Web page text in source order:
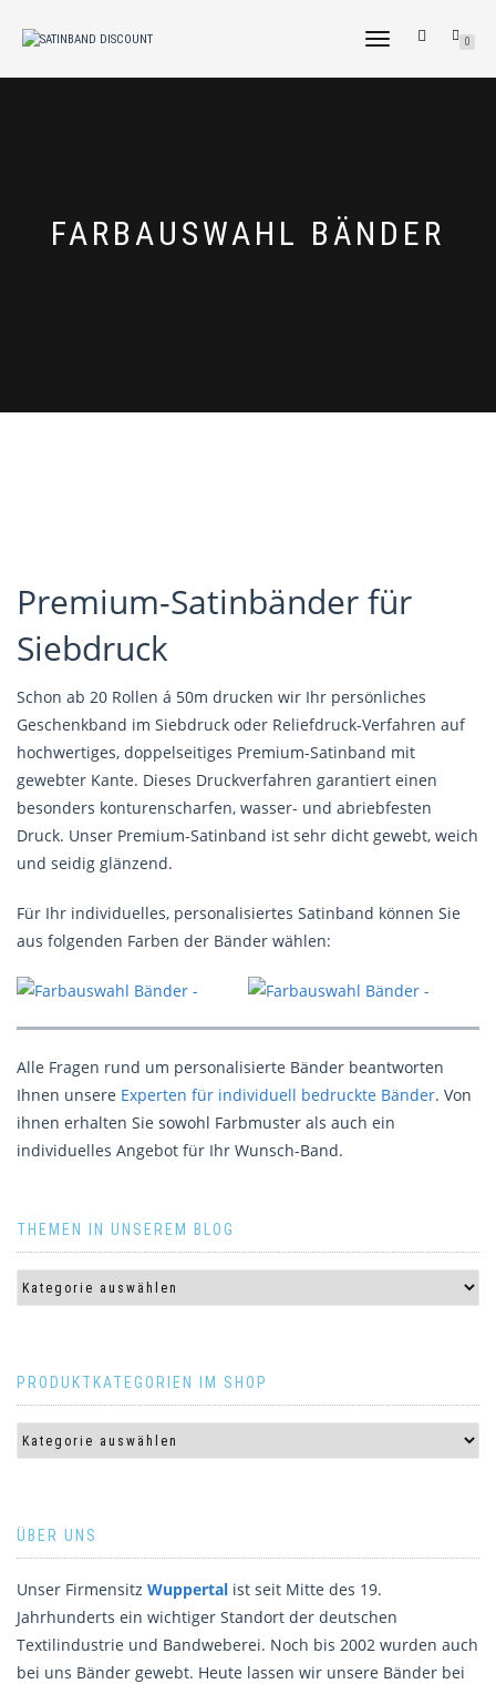
NAVIGATION
0
FARBAUSWAHL BÄNDER
Premium-Satinbänder für
Siebdruck
Schon ab 20 Rollen á 50m drucken wir Ihr persönliches
Geschenkband im Siebdruck oder Reliefdruck-Verfahren auf
hochwertiges, doppelseitiges Premium-Satinband mit
gewebter Kante. Dieses Druckverfahren garantiert einen
besonders konturenscharfen, wasser- und abriebfesten
Druck. Unser Premium-Satinband ist sehr dicht gewebt, weich
und seidig glänzend.
Für Ihr individuelles, personalisiertes Satinband können Sie
aus folgenden Farben der Bänder wählen:
Alle Fragen rund um personalisierte Bänder beantworten
Ihnen unsere Experten für individuell bedruckte Bänder. Von
ihnen erhalten Sie sowohl Farbmuster als auch ein
individuelles Angebot für Ihr Wunsch-Band.
THEMEN IN UNSEREM BLOG
PRODUKTKATEGORIEN IM SHOP
ÜBER UNS
Unser Firmensitz Wuppertal ist seit Mitte des 19.
Jahrhunderts ein wichtiger Standort der deutschen
Textilindustrie und Bandweberei. Noch bis 2002 wurden auch
bei uns Bänder gewebt. Heute lassen wir unsere Bänder bei